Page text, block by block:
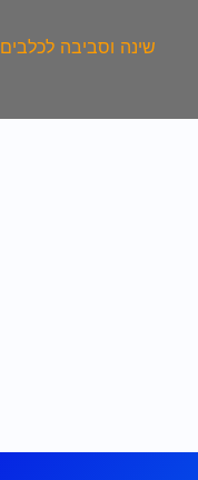
שינה וסביבה לכלבים